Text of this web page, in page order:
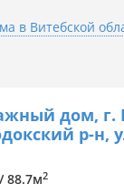
в Витебской
дом, г.
р-н,
88.7м2